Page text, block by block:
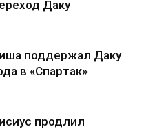
Даку
поддержал Даку
в «Спартак»
продлил